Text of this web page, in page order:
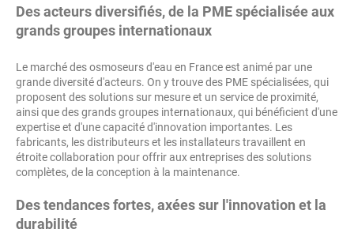
Des acteurs diversifiés, de la PME spécialisée aux
grands groupes internationaux
Le marché des osmoseurs d'eau en France est animé par une
grande diversité d'acteurs. On y trouve des PME spécialisées, qui
proposent des solutions sur mesure et un service de proximité,
ainsi que des grands groupes internationaux, qui bénéficient d'une
expertise et d'une capacité d'innovation importantes. Les
fabricants, les distributeurs et les installateurs travaillent en
étroite collaboration pour offrir aux entreprises des solutions
complètes, de la conception à la maintenance.
Des tendances fortes, axées sur l'innovation et la
durabilité